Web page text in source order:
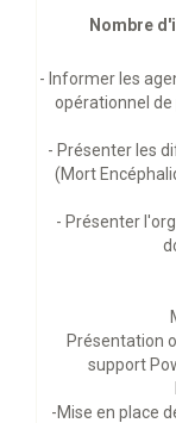
Nombre
- Informer les
opérationnel
- Présenter les
(Mort
- Présenter
Présentation
support
-Mise en place